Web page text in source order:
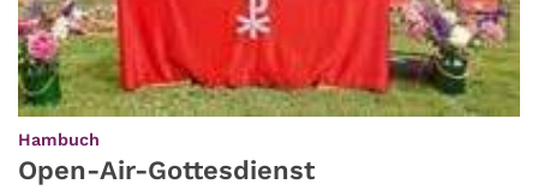
Hambuch
Open-Air-Gottesdienst